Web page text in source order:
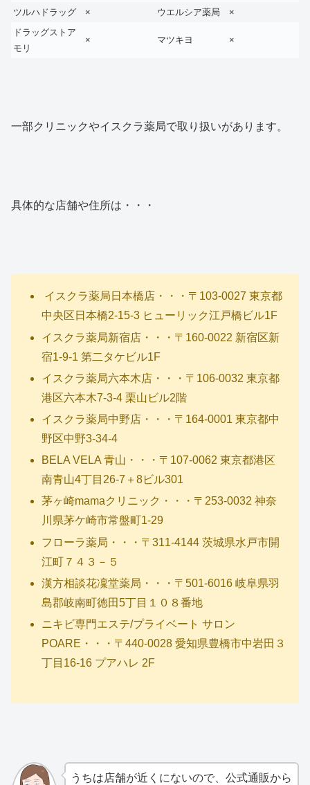
ツルハドラッグ
× ウエルシア薬局
×
ドラッグストア
モリ
× マツキヨ ×
一部クリニックやイスクラ薬局で取り扱いがあります。
具体的な店舗や住所は・・・
イスクラ薬局日本橋店・・・〒103-0027 東京都
中央区日本橋2-15-3 ヒューリック江戸橋ビル1F
イスクラ薬局新宿店・・・〒160-0022 新宿区新
宿1-9-1 第二タケビル1F
イスクラ薬局六本木店・・・〒106-0032 東京都
港区六本木7-3-4 栗山ビル2階
イスクラ薬局中野店・・・〒164-0001 東京都中
野区中野3-34-4
BELA VELA 青山・・・〒107-0062 東京都港区
南青山4丁目26-7＋8ビル301
茅ヶ崎mamaクリニック・・・〒253-0032 神奈
川県茅ケ崎市常盤町1-29
フローラ薬局・・・〒311-4144 茨城県水戸市開
江町７４３－５
漢方相談花凜堂薬局・・・〒501-6016 岐阜県羽
島郡岐南町徳田5丁目１０８番地
ニキビ専門エステ/プライベート サロン
POARE・・・〒440-0028 愛知県豊橋市中岩田３
丁目16-16 プアハレ 2F
うちは店舗が近くにないので、公式通販から